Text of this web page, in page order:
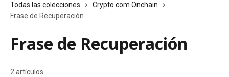
Todas las colecciones
Crypto.com Onchain
Frase de Recuperación
Frase de Recuperación
2 artículos